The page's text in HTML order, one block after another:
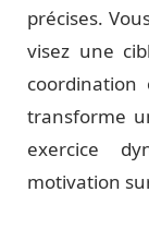
précises.
visez une
transforme
exercice
motivation